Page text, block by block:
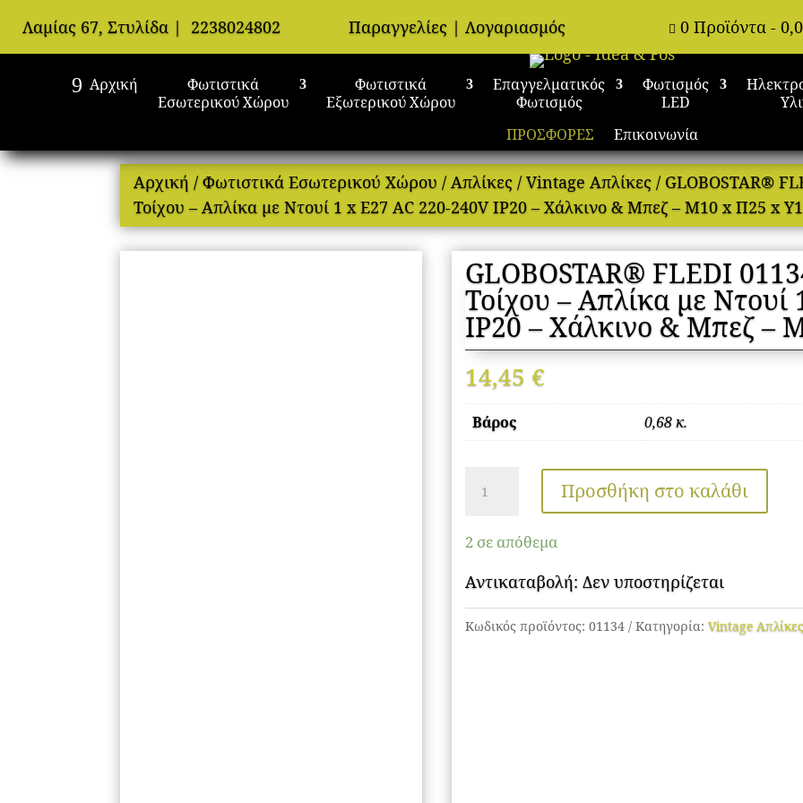
Λαμίας 67, Στυλίδα | 2238024802 Παραγγελίες |Λογαριασμός  0 Προϊόντα -
Αρχική
Φωτιστικά
Εσωτερικού Χώρου
Φωτιστικά
Εξωτερικού Χώρου
Επαγγελματικός
Φωτισμός
Φωτισμός
LED
ΠΡΟΣΦΟΡΕΣ
Επικοινωνία
Αρχική /Φωτιστικά Εσωτερικού Χώρου /Απλίκες /Vintage Απλίκες / GLOBOSTAR®
Τοίχου – Απλίκα με Ντουί 1 x E27 AC 220-240V IP20 – Χάλκινο & Μπεζ – Μ10 x Π25 x
GLOBOSTAR® FLEDI
Τοίχου – Απλίκα με Ντουί
IP20 – Χάλκινο & Μπεζ –
14,45 €
Βάρος 0,68 κ.
GLOBOSTAR®
FLEDI
Vintage
Φωτιστικό
Τοίχου
-
Προσθήκη στο καλάθι
2 σε απόθεμα
Αντικαταβολή: Δεν υποστηρίζεται
Κωδικός προϊόντος: 01134 Κατηγορία: Vintage Απλίκες